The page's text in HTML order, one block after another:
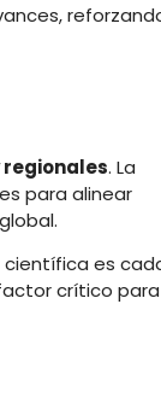
. La
para alinear
científica es
crítico